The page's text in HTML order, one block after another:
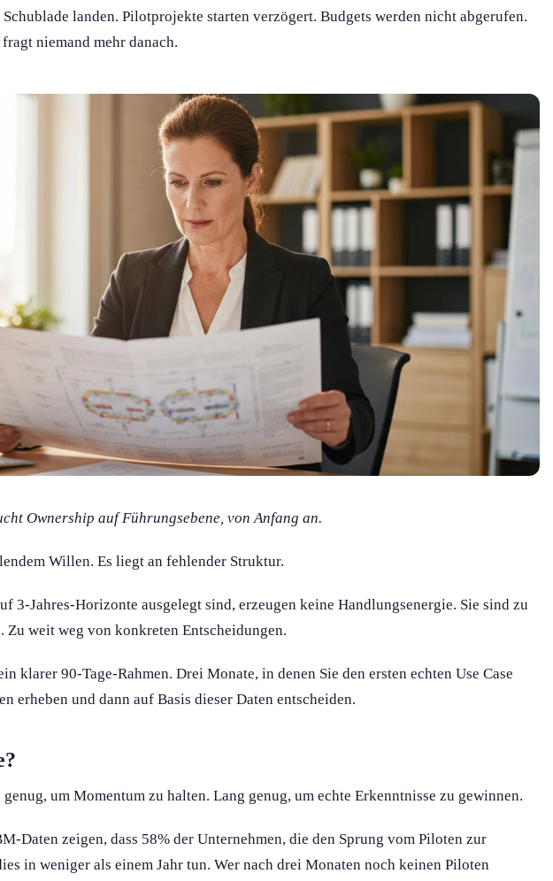
landen. Pilotprojekte starten verzögert. Budgets werden nicht abgerufen.
niemand mehr danach.
Ownership auf Führungs­ebene, von Anfang an.
Willen. Es liegt an fehlender Struktur.
3-Jahres-Horizonte ausgelegt sind, erzeugen keine Handlungs­energie. Sie sind zu
Zu weit weg von konkreten Entscheidung­en.
klarer 90-Tage-Rahmen. Drei Monate, in denen Sie den ersten echten Use Case
erheben und dann auf Basis dieser Daten entscheiden.
um Momentum zu halten. Lang genug, um echte Erkenntniss­e zu gewinnen.
Daten zeigen, dass 58% der Unternehmen, die den Sprung vom Piloten zur
in weniger als einem Jahr tun. Wer nach drei Monaten noch keinen Piloten